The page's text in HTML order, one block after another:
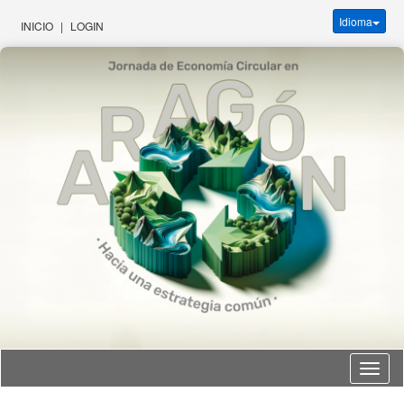
INICIO | LOGIN Idioma
Idioma